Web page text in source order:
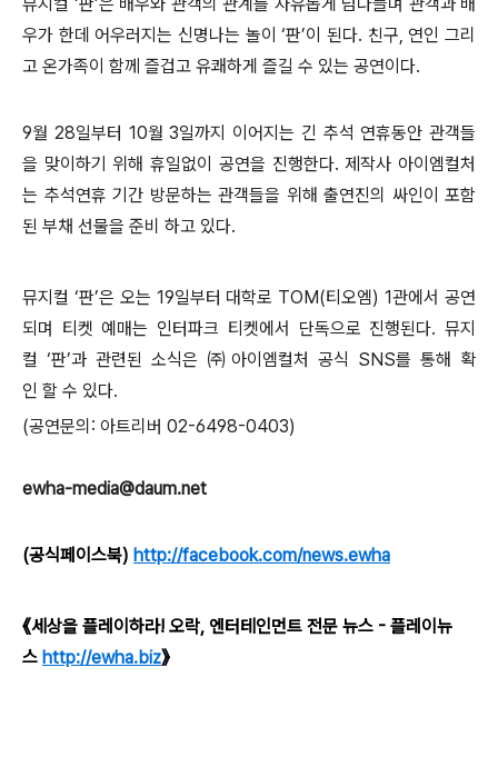
우가 한데 어우러지는 신명나는 놀이‘판’이 된다. 친구, 연인 그리
고 온가족이 함께 즐겁고 유쾌하게 즐길 수 있는 공연이다.
9월 28일부터 10월 3일까지 이어지는 긴 추석 연휴동안 관객들
을 맞이하기 위해 휴일없이 공연을 진행한다. 제작사 아이엠컬처
는 추석연휴 기간 방문하는 관객들을 위해 출연진의 싸인이 포함
된 부채 선물을 준비 하고 있다.
뮤지컬 ‘판’은 오는 19일부터 대학로 TOM(티오엠) 1관에서공연
되며 티켓 예매는 인터파크 티켓에서 단독으로 진행된다. 뮤지
컬 ‘판’과 관련된 소식은 ㈜ 아이엠컬처 공식 SNS를 통해 확
인 할 수 있다.
(공연문의: 아트리버 02-6498-0403)
ewha-media@daum.net
(공식페이스북) http://facebook.com/news.ewha
《세상을 플레이하라! 오락, 엔터테인먼트 전문 뉴스 - 플레이뉴
스 http://ewha.biz》